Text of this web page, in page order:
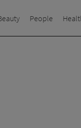
People